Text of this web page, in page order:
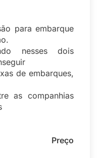
para embarque
nesses dois
de embarques,
as companhias
Preço